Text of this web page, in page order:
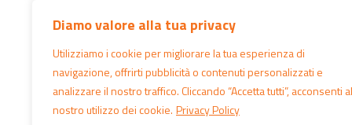
Diamo valore alla tua privacy
Utilizziamo i cookie per migliorare la tua esperienza di
navigazione, offrirti pubblicità o contenuti personalizzati e
analizzare il nostro traffico. Cliccando “Accetta tutti”, acconsenti al
nostro utilizzo dei cookie. Privacy Policy